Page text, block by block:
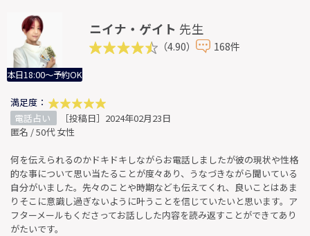
本日18:00～予約OK
ニイナ・ゲイト 先生
（4.90） 168件
満足度：
電話占い
［投稿日］2024年02月23日
匿名 / 50代 女性
何を伝えられるのかドキドキしながらお電話しましたが彼の現状や性格
的な事について思い当たることが度々あり、うなづきながら聞いている
自分がいました。先々のことや時期なども伝えてくれ、良いことはあま
りそこに意識し過ぎないように叶うことを信じていたいと思います。ア
フターメールもくださってお話しした内容を読み返すことができてあり
がたいです。